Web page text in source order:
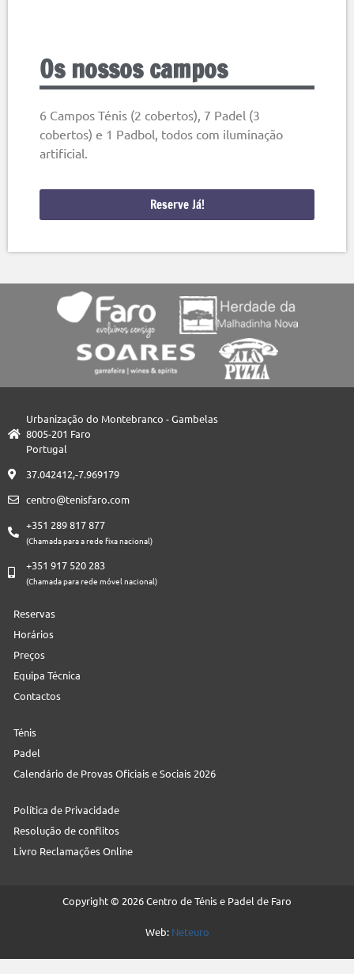
Os nossos campos
6 Campos Ténis (2 cobertos), 7 Padel (3
cobertos) e 1 Padbol, todos com iluminação
artificial.
Reserve Já!
Urbanização do Montebranco - Gambelas
8005-201 Faro
Portugal
37.042412,-7.969179
centro@tenisfaro.com
+351 289 817 877
(Chamada para a rede fixa nacional)
+351 917 520 283
(Chamada para rede móvel nacional)
Reservas
Horários
Preços
Equipa Técnica
Contactos
Ténis
Padel
Calendário de Provas Oficiais e Sociais 2026
Política de Privacidade
Resolução de conflitos
Livro Reclamações Online
Copyright © 2026 Centro de Ténis e Padel de Faro
Web: Neteuro